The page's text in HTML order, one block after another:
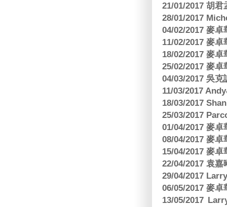
21/01/2017 胡
28/01/2017
04/02/2017 麥
11/02/2017 麥
18/02/2017 麥
25/02/2017 麥
04/03/2017 吳
11/03/2017
18/03/2017
25/03/2017
01/04/2017 麥
08/04/2017 麥
15/04/2017 麥
22/04/2017 袁
29/04/2017
06/05/2017 麥
13/05/2017